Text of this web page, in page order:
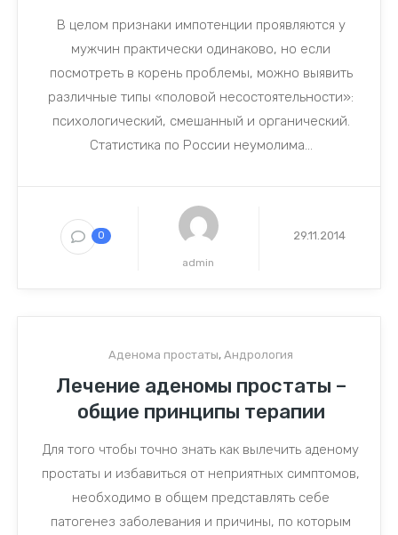
В целом признаки импотенции проявляются у
мужчин практически одинаково, но если
посмотреть в корень проблемы, можно выявить
различные типы «половой несостоятельности»:
психологический, смешанный и органический.
Статистика по России неумолима...
0
admin
29.11.2014
Аденома простаты, Андрология
Лечение аденомы простаты –
общие принципы терапии
Для того чтобы точно знать как вылечить аденому
простаты и избавиться от неприятных симптомов,
необходимо в общем представлять себе
патогенез заболевания и причины, по которым